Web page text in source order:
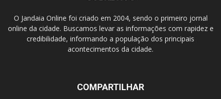
O Jandaia Online foi criado em 2004, sendo o primeiro jornal
online da cidade. Buscamos levar as informações com rapidez e
credibilidade, informando a população dos principais
acontecimentos da cidade.
COMPARTILHAR